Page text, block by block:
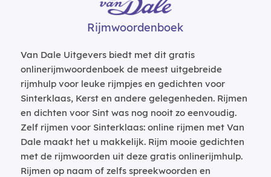
Rijmwoordenboek
Van Dale Uitgevers biedt met dit gratis
onlinerijmwoordenboek de meest uitgebreide
rijmhulp voor leuke rijmpjes en gedichten voor
Sinterklaas, Kerst en andere gelegenheden. Rijmen
en dichten voor Sint was nog nooit zo eenvoudig.
Zelf rijmen voor Sinterklaas: online rijmen met Van
Dale maakt het u makkelijk. Rijm mooie gedichten
met de rijmwoorden uit deze gratis onlinerijmhulp.
Rijmen op naam of zelfs spreekwoorden en